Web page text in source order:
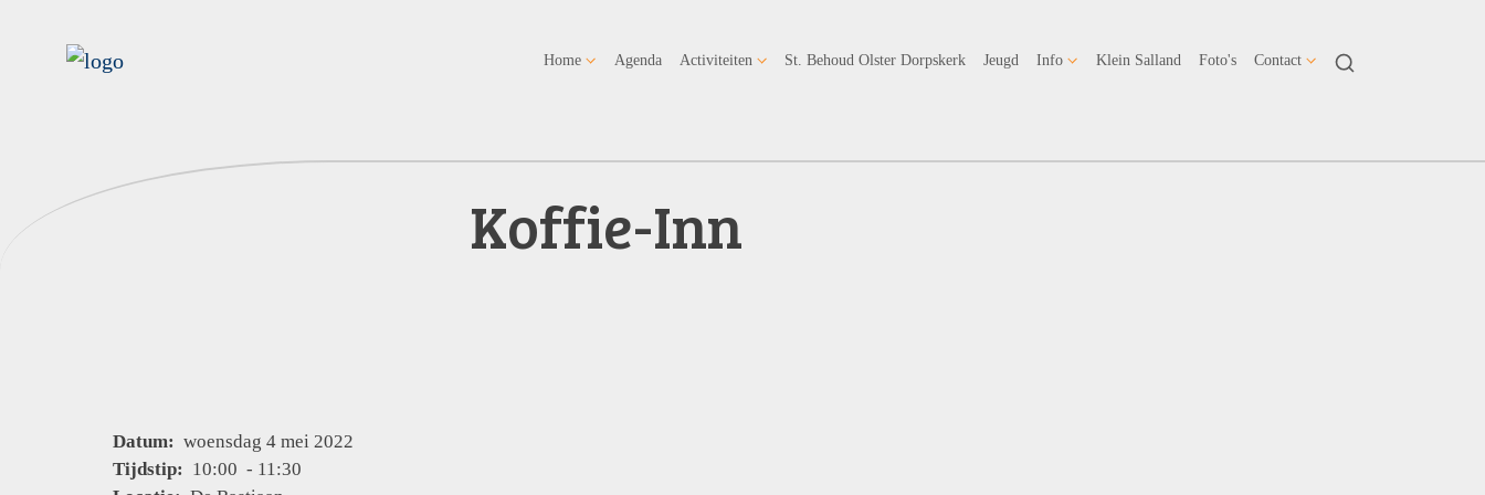
Home Agenda Activiteiten St. Behoud Olster Dorpskerk Jeugd Info Klein Salland Foto's Contact
Koffie-Inn
Datum: woensdag 4 mei 2022
Tijdstip: 10:00 - 11:30